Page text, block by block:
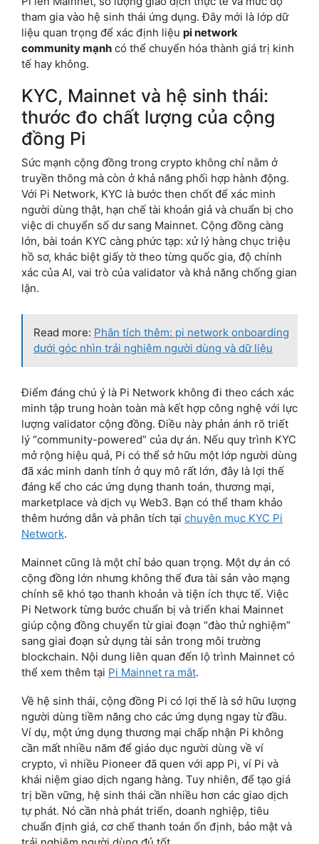
tham gia vào hệ sinh thái ứng dụng. Đây mới là lớp dữ
liệu quan trọng để xác định liệu pi network
community mạnh có thể chuyển hóa thành giá trị kinh
tế hay không.
KYC, Mainnet và hệ sinh thái:
thước đo chất lượng của cộng
đồng Pi
Sức mạnh cộng đồng trong crypto không chỉ nằm ở
truyền thông mà còn ở khả năng phối hợp hành động.
Với Pi Network, KYC là bước then chốt để xác minh
người dùng thật, hạn chế tài khoản giả và chuẩn bị cho
việc di chuyển số dư sang Mainnet. Cộng đồng càng
lớn, bài toán KYC càng phức tạp: xử lý hàng chục triệu
hồ sơ, khác biệt giấy tờ theo từng quốc gia, độ chính
xác của AI, vai trò của validator và khả năng chống gian
lận.
Read more: Phân tích thêm: pi network onboarding
dưới góc nhìn trải nghiệm người dùng và dữ liệu
Điểm đáng chú ý là Pi Network không đi theo cách xác
minh tập trung hoàn toàn mà kết hợp công nghệ với lực
lượng validator cộng đồng. Điều này phản ánh rõ triết
lý “community-powered” của dự án. Nếu quy trình KYC
mở rộng hiệu quả, Pi có thể sở hữu một lớp người dùng
đã xác minh danh tính ở quy mô rất lớn, đây là lợi thế
đáng kể cho các ứng dụng thanh toán, thương mại,
marketplace và dịch vụ Web3. Bạn có thể tham khảo
thêm hướng dẫn và phân tích tại chuyên mục KYC Pi
Network.
Mainnet cũng là một chỉ báo quan trọng. Một dự án có
cộng đồng lớn nhưng không thể đưa tài sản vào mạng
chính sẽ khó tạo thanh khoản và tiện ích thực tế. Việc
Pi Network từng bước chuẩn bị và triển khai Mainnet
giúp cộng đồng chuyển từ giai đoạn “đào thử nghiệm”
sang giai đoạn sử dụng tài sản trong môi trường
blockchain. Nội dung liên quan đến lộ trình Mainnet có
thể xem thêm tại Pi Mainnet ra mắt.
Về hệ sinh thái, cộng đồng Pi có lợi thế là sở hữu lượng
người dùng tiềm năng cho các ứng dụng ngay từ đầu.
Ví dụ, một ứng dụng thương mại chấp nhận Pi không
cần mất nhiều năm để giáo dục người dùng về ví
crypto, vì nhiều Pioneer đã quen với app Pi, ví Pi và
khái niệm giao dịch ngang hàng. Tuy nhiên, để tạo giá
trị bền vững, hệ sinh thái cần nhiều hơn các giao dịch
tự phát. Nó cần nhà phát triển, doanh nghiệp, tiêu
chuẩn định giá, cơ chế thanh toán ổn định, bảo mật và